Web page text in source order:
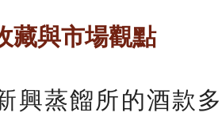
藏與市場觀點
興蒸餾所的酒款